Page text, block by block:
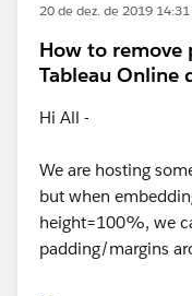
20 de dez. de 2019 14:31
How to remove
Tableau Online
Hi All -
We are hosting
but when
height=100%, we
padding/margins